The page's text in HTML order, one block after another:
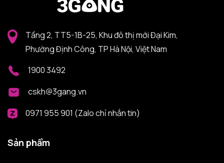
Tầng 2, TT5-1B-25, Khu đô thị mới Đại Kim,
Phường Định Công, TP Hà Nội, Việt Nam
1900 3492
cskh@3gang.vn
0971 955 901 (Zalo chỉ nhắn tin)
Sản phẩm